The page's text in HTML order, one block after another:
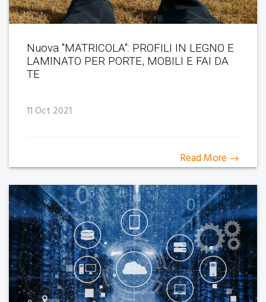
Nuova "MATRICOLA": PROFILI IN LEGNO E
LAMINATO PER PORTE, MOBILI E FAI DA
TE
11 Oct 2021
Read More →